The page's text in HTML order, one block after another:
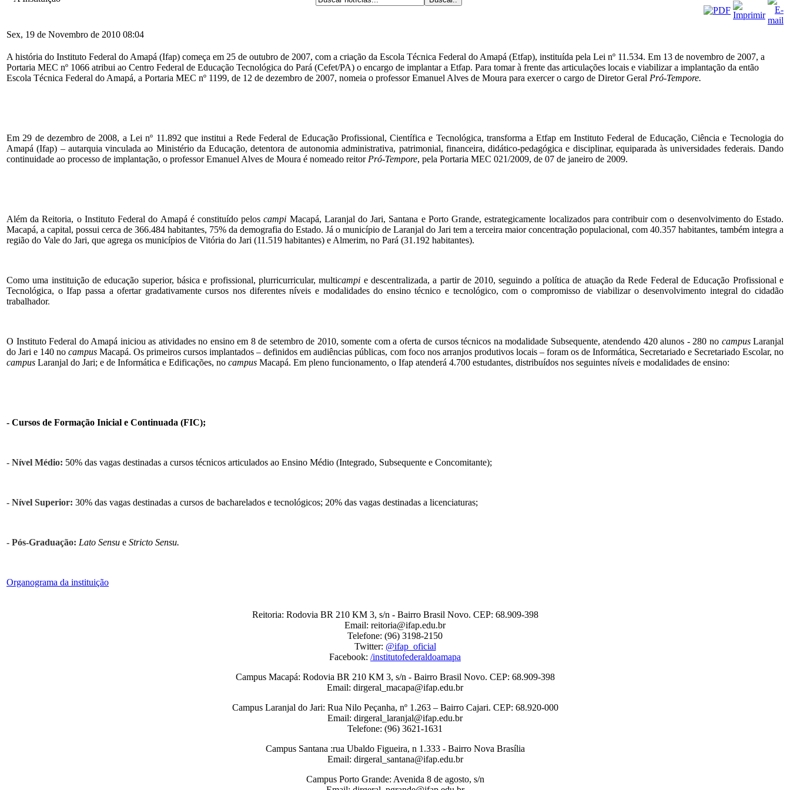
Sex, 19 de Novembro de 2010 08:04
A história do Instituto Federal do Amapá (Ifap) começa em 25 de outubro de 2007, com a criação da Escola Técnica Federal do Amapá (Etfap), instituída pela Lei nº 11.534. Em 13 de novembro de 2007, a
Portaria MEC nº 1066 atribui ao Centro Federal de Educação Tecnológica do Pará (Cefet/PA) o encargo de implantar a Etfap. Para tomar à frente das articulações locais e viabilizar a implantação da então
Escola Técnica Federal do Amapá, a Portaria MEC nº 1199, de 12 de dezembro de 2007, nomeia o professor Emanuel Alves de Moura para exercer o cargo de Diretor Geral Pró-Tempore.
Em 29 de dezembro de 2008, a Lei nº 11.892 que institui a Rede Federal de Educação Profissional, Científica e Tecnológica, transforma a Etfap em Instituto Federal de Educação, Ciência e Tecnologia do
Amapá (Ifap) – autarquiavinculada ao Ministério da Educação, detentora de autonomia administrativa, patrimonial, financeira, didático-pedagógica e disciplinar, equiparada às universidades federais. Dando
continuidade ao processo de implantação, o professor Emanuel Alves de Moura é nomeado reitor Pró-Tempore, pela Portaria MEC 021/2009, de 07 de janeiro de 2009.
Além da Reitoria, o Instituto Federal do Amapá é constituído peloscampi Macapá, Laranjal do Jari, Santana e Porto Grande, estrategicamente localizados para contribuir com o desenvolvimento do Estado.
Macapá, a capital, possui cerca de 366.484 habitantes, 75% da demografia do Estado. Já o município de Laranjal do Jari tem a terceira maior concentração populacional, com 40.357 habitantes, também integra a
região do Vale do Jari, que agrega os municípios de Vitória do Jari (11.519 habitantes) e Almerim, no Pará (31.192 habitantes).
Como uma instituição de educação superior, básica e profissional, plurricurricular, multicampi e descentralizada, a partir de 2010, seguindo a política de atuação da Rede Federal de Educação Profissional e
Tecnológica, o Ifap passa a ofertar gradativamente cursos nos diferentes níveis e modalidades do ensino técnico e tecnológico, com o compromisso de viabilizar o desenvolvimento integral do cidadão
trabalhador.
O Instituto Federal do Amapá iniciou as atividades no ensino em 8 de setembro de 2010, somente com a oferta de cursos técnicos na modalidade Subsequente, atendendo 420 alunos - 280 no campusLaranjal
do Jari e 140 nocampus Macapá. Os primeiros cursos implantados – definidos em audiências públicas, com foco nos arranjos produtivos locais – foram os de Informática, Secretariado e Secretariado Escolar, no
campus Laranjal do Jari; e de Informática e Edificações, no campus Macapá. Em pleno funcionamento, o Ifap atenderá 4.700 estudantes, distribuídos nos seguintes níveis e modalidades de ensino:
- Cursos de Formação Inicial e Continuada (FIC);
- Nível Médio: 50% das vagas destinadas a cursos técnicos articulados ao Ensino Médio (Integrado, Subsequente e Concomitante);
- Nível Superior: 30% das vagas destinadas a cursos de bacharelados e tecnológicos; 20% das vagas destinadas a licenciaturas;
- Pós-Graduação: Lato Sensu e Stricto Sensu.
Organograma da instituição
Reitoria: Rodovia BR 210 KM 3, s/n - Bairro Brasil Novo. CEP: 68.909-398
Email: reitoria@ifap.edu.br
Telefone: (96) 3198-2150
Twitter: @ifap_oficial
Facebook: /institutofederaldoamapa
Campus Macapá: Rodovia BR 210 KM 3, s/n - Bairro Brasil Novo. CEP: 68.909-398
Email: dirgeral_macapa@ifap.edu.br
Campus Laranjal do Jari: Rua Nilo Peçanha, nº 1.263 – Bairro Cajari. CEP: 68.920-000
Email: dirgeral_laranjal@ifap.edu.br
Telefone: (96) 3621-1631
Campus Santana :rua Ubaldo Figueira, n 1.333 - Bairro Nova Brasília
Email: dirgeral_santana@ifap.edu.br
Campus Porto Grande: Avenida 8 de agosto, s/n